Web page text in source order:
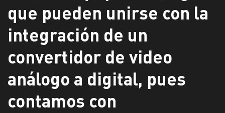
que pueden unirse con la
integración de un
convertidor de video
análogo a digital, pues
contamos con